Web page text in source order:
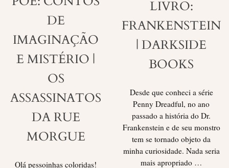
DE
IMAGINAÇÃO
E MISTÉRIO |
OS
ASSASSINATOS
DA RUE
MORGUE
Olá pessoinhas coloridas!
LIVRO:
FRANKENSTEIN
| DARKSIDE
BOOKS
Desde que conheci a série
Penny Dreadful, no ano
passado a história do Dr.
Frankenstein e de seu monstro
tem se tornado objeto da
minha curiosidade. Nada seria
mais apropriado …